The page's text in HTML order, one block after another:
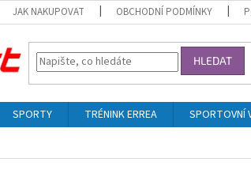
JAK NAKUPOVAT OBCHODNÍ PODMÍNKY
HLEDAT
SPORTY TRÉNINK ERREA SPORTOVNÍ